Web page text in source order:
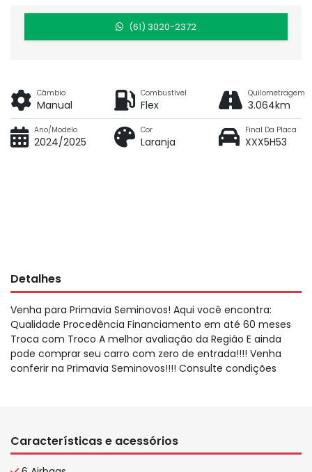
(61) 3020-2372
Câmbio
Manual
Combustível
Flex
Quilometragem
3.064km
Ano/Modelo
2024/2025
Cor
Laranja
Final Da Placa
XXX5H53
Detalhes
Venha para Primavia Seminovos! Aqui você encontra:
Qualidade Procedência Financiamento em até 60 meses
Troca com Troco A melhor avaliação da Região E ainda
pode comprar seu carro com zero de entrada!!!! Venha
conferir na Primavia Seminovos!!!! Consulte condições
Características e acessórios